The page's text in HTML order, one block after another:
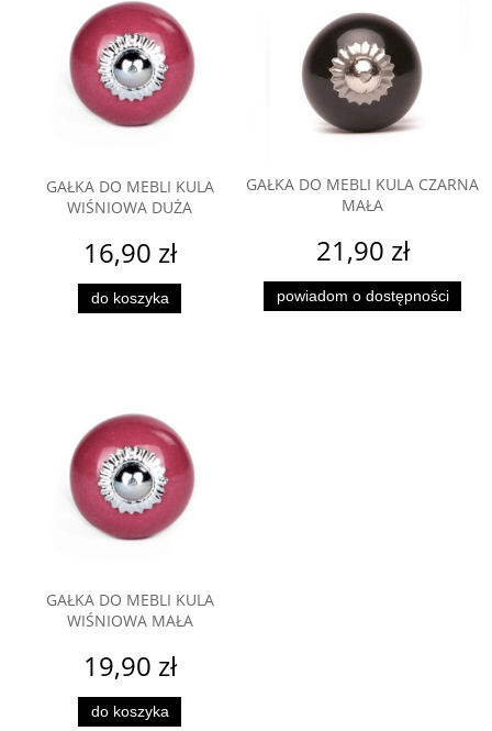
GAŁKA DO MEBLI KULA
WIŚNIOWA DUŻA
16,90 zł
do koszyka
GAŁKA DO MEBLI KULA CZARNA
MAŁA
21,90 zł
powiadom o dostępności
GAŁKA DO MEBLI KULA
WIŚNIOWA MAŁA
19,90 zł
do koszyka